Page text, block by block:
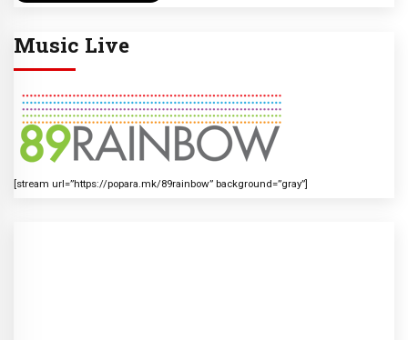
Music Live
[stream url=”https://popara.mk/89rainbow” background=”gray”]